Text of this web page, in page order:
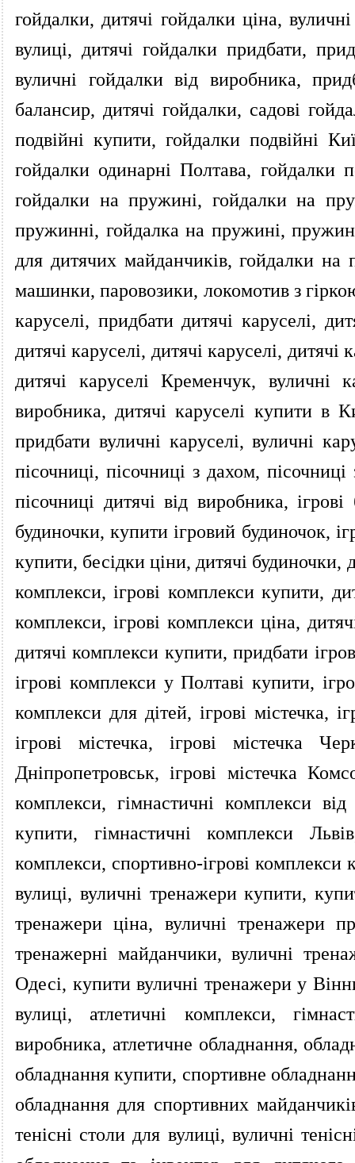
гойдалки, дитячі гойдалки ціна,
вулиці, дитячі гойдалки придбати,
вуличні гойдалки від виробника,
балансир, дитячі гойдалки, садові
подвійні купити, гойдалки подвійні
гойдалки одинарні Полтава, гойдалки
гойдалки на пружині, гойдалки на
пружинні, гойдалка на пружині,
для дитячих майданчиків, гойдалки
машинки, паровозики, локомотив з
каруселі, придбати дитячі каруселі,
дитячі каруселі, дитячі каруселі,
дитячі каруселі Кременчук, вуличні
виробника, дитячі каруселі купити в
придбати вуличні каруселі, вуличні
пісочниці, пісочниці з дахом,
пісочниці дитячі від виробника,
будиночки, купити ігровий будиночок,
купити, бесідки ціни, дитячі будиночки,
комплекси, ігрові комплекси купити,
комплекси, ігрові комплекси ціна,
дитячі комплекси купити, придбати
ігрові комплекси у Полтаві купити,
комплекси для дітей, ігрові містечка,
ігрові містечка, ігрові містечка
Дніпропетровськ, ігрові містечка
комплекси, гімнастичні комплекси
купити, гімнастичні комплекси
комплекси, спортивно-ігрові
вулиці, вуличні тренажери купити,
тренажери ціна, вуличні тренажери
тренажерні майданчики, вуличні
Одесі, купити вуличні тренажери у
вулиці, атлетичні комплекси,
виробника, атлетичне обладнання,
обладнання купити, спортивне
обладнання для спортивних
тенісні столи для вулиці, вуличні